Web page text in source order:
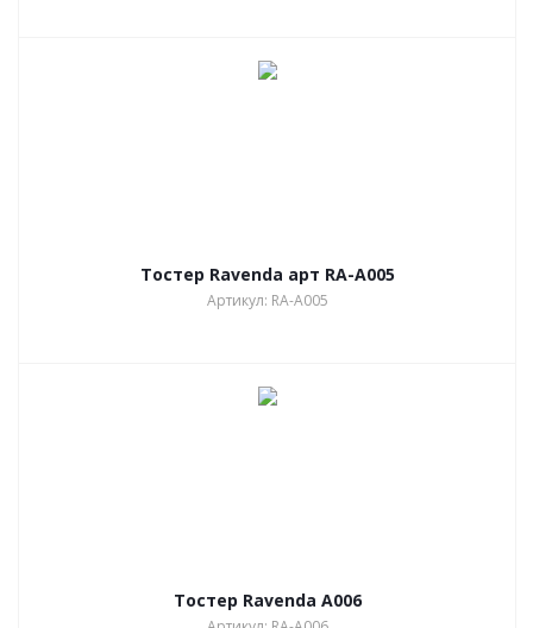
Тостер Ravenda арт RA-A005
Артикул: RA-A005
Тостер Ravenda A006